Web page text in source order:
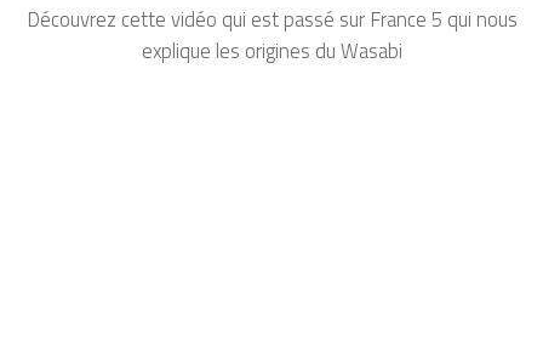
Découvrez cette vidéo qui est passé sur France 5 qui nous
explique les origines du Wasabi